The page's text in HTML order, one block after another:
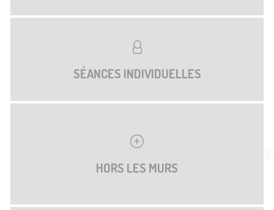
SÉANCES INDIVIDUELLES
HORS LES MURS